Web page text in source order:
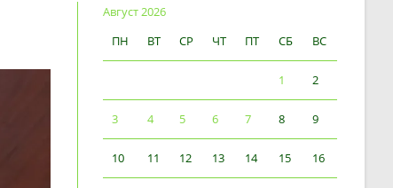
Август 2026
ПН
ВТ СР ЧТ ПТ СБ ВС
1 2
3 4 5 6 7 8 9
10 11 12 13 14 15 16